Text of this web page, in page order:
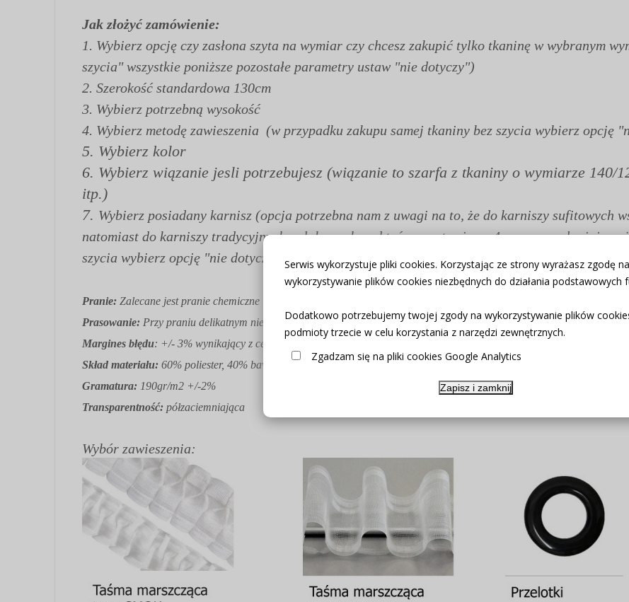
Serwis wykorzystuje pliki cookies. Korzystając ze strony wyrażasz zgodę na
wykorzystywanie plików cookies niezbędnych do działania podstawowych
Dodatkowo potrzebujemy twojej zgody na wykorzystywanie plików
podmioty trzecie w celu korzystania z narzędzi zewnętrznych.
Zgadzam się na pliki cookies Google Analytics
Zapisz i zamknij
Jak złożyć zamówienie:
1. Wybierz opcję czy zasłona szyta na wymiar czy chcesz zakupić tylko tkaninę w wybranym
szycia" wszystkie poniższe pozostałe parametry ustaw "nie dotyczy")
2. Szerokość standardowa 130cm
3. Wybierz potrzebną wysokość
4. Wybierz metodę zawieszenia (w przypadku zakupu samej tkaniny bez szycia wybierz opcję
5. Wybierz kolor
6. Wybierz wiązanie jesli potrzebujesz (wiązanie to szarfa z tkaniny o wymiarze 140/
itp.)
7. Wybierz posiadany karnisz (opcja potrzebna nam z uwagi na to, że do karniszy sufitowych
natomiast do karniszy tradycyjnych pałąkowych nad taśmą zostawiamy 4cm ryzę
szycia wybierz opcję "nie dotyczy".
Pranie: Zalecane jest pranie chemiczne lub delikatne w domowych warunkach
Prasowanie: Przy praniu delikatnym nie potrzebuje prasowania.
Margines błędu: +/- 3% wynikający z cech produktu
Skład materiału: 60% poliester, 40% bawełna
Gramatura: 190gr/m2 +/-2%
Transparentność: półzaciemniająca
Wybór zawieszenia: